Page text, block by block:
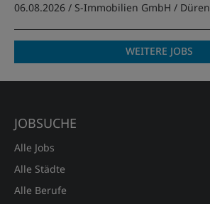
06.08.2026 / S-Immobilien GmbH / Düren
WEITERE JOBS
JOBSUCHE
Alle Jobs
Alle Städte
Alle Berufe